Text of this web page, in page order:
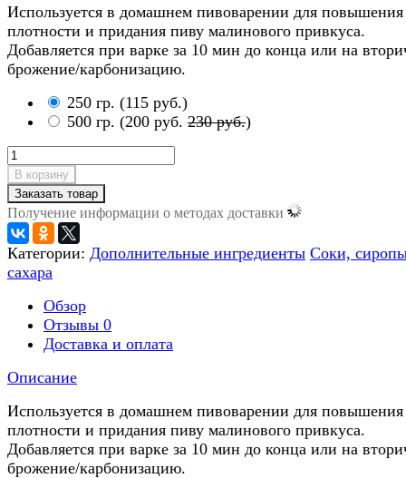
Используется в домашнем пивоварении для повышения
плотности и придания пиву малинового привкуса.
Добавляется при варке за 10 мин до конца или на
брожение/карбонизацию.
250 гр. (115 руб.)
500 гр. (200 руб. 230 руб.)
В корзину
Заказать товар
Получение информации о методах доставки
Категории: Дополнительные ингредиенты Соки,
сахара
Обзор
Отзывы 0
Доставка и оплата
Описание
Используется в домашнем пивоварении для повышения
плотности и придания пиву малинового привкуса.
Добавляется при варке за 10 мин до конца или на
брожение/карбонизацию.